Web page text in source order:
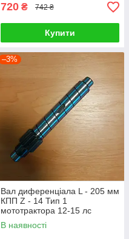
720 ₴ 742 ₴
Купити
–3%
Вал диференціала L - 205 мм
КПП Z - 14 Тип 1
мототрактора 12-15 лс
В наявності